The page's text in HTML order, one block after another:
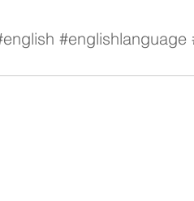
#englishlanguage